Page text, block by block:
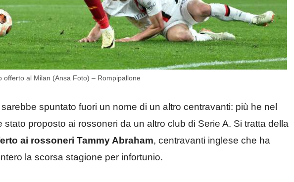
offerto al Milan (Ansa Foto) – Rompipallone
spuntato fuori un nome di un altro centravanti: più he nel
stato proposto ai rossoneri da un altro club di Serie A. Si tratta della
ai rossoneri Tammy Abraham, centravanti inglese che ha
la scorsa stagione per infortunio.